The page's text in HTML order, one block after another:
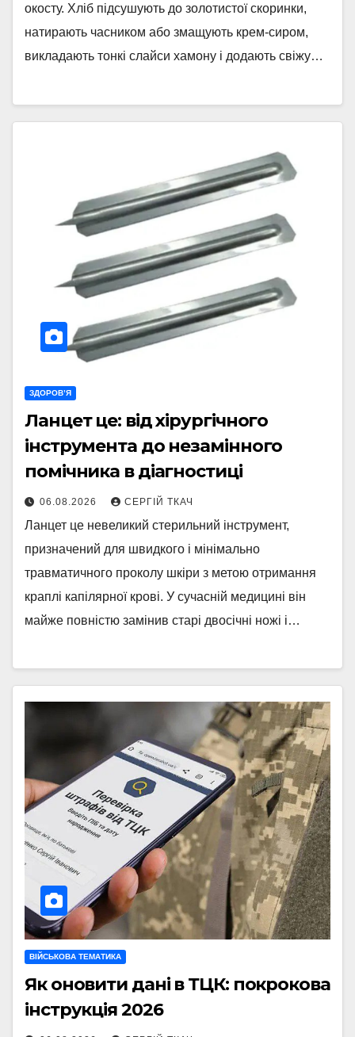
окосту. Хліб підсушують до золотистої скоринки,
натирають часником або змащують крем-сиром,
викладають тонкі слайси хамону і додають свіжу…
ЗДОРОВ’Я
Ланцет це: від хірургічного
інструмента до незамінного
помічника в діагностиці
06.08.2026 СЕРГІЙ ТКАЧ
Ланцет це невеликий стерильний інструмент,
призначений для швидкого і мінімально
травматичного проколу шкіри з метою отримання
краплі капілярної крові. У сучасній медицині він
майже повністю замінив старі двосічні ножі і…
ВІЙСЬКОВА ТЕМАТИКА
Як оновити дані в ТЦК: покрокова
інструкція 2026